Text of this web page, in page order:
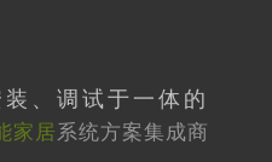
、调试于一体的
家居系统方案集成商